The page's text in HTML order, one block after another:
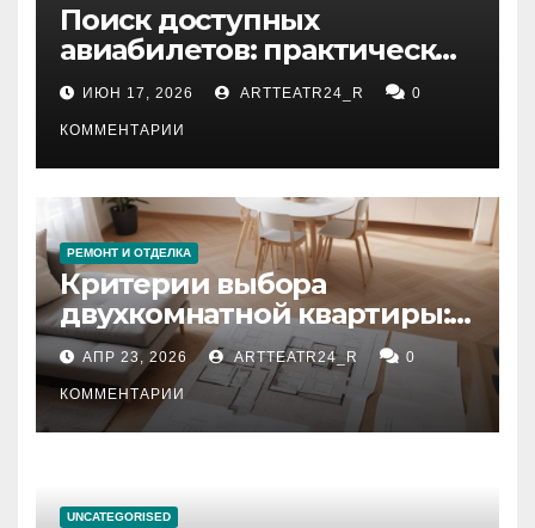
Поиск доступных
авиабилетов: практические
рекомендации
ИЮН 17, 2026 ARTTEATR24_R 0
КОММЕНТАРИИ
РЕМОНТ И ОТДЕЛКА
Критерии выбора
двухкомнатной квартиры:
планировка, площадь,
состояние и документация
АПР 23, 2026 ARTTEATR24_R 0
КОММЕНТАРИИ
UNCATEGORISED